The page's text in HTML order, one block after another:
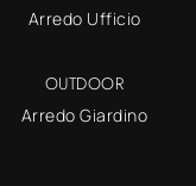
Arredo Ufficio
OUTDOOR
Arredo Giardino